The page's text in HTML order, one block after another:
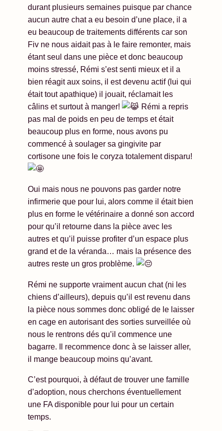
durant plusieurs semaines puisque par chance
aucun autre chat a eu besoin d’une place, il a
eu beaucoup de traitements différents car son
Fiv ne nous aidait pas à le faire remonter, mais
étant seul dans une pièce et donc beaucoup
moins stressé, Rémi s’est senti mieux et il a
bien réagit aux soins, il est devenu actif (lui qui
était tout apathique) il jouait, réclamait les
câlins et surtout à manger!
Rémi a repris
pas mal de poids en peu de temps et était
beaucoup plus en forme, nous avons pu
commencé à soulager sa gingivite par
cortisone une fois le coryza totalement disparu!
Oui mais nous ne pouvons pas garder notre
infirmerie que pour lui, alors comme il était bien
plus en forme le vétérinaire a donné son accord
pour qu’il retourne dans la pièce avec les
autres et qu’il puisse profiter d’un espace plus
grand et de la véranda… mais la présence des
autres reste un gros problème.
Rémi ne supporte vraiment aucun chat (ni les
chiens d’ailleurs), depuis qu’il est revenu dans
la pièce nous sommes donc obligé de le laisser
en cage en autorisant des sorties surveillée où
nous le rentrons dés qu’il commence une
bagarre. Il recommence donc à se laisser aller,
il mange beaucoup moins qu’avant.
C’est pourquoi, à défaut de trouver une famille
d’adoption, nous cherchons éventuellement
une FA disponible pour lui pour un certain
temps.